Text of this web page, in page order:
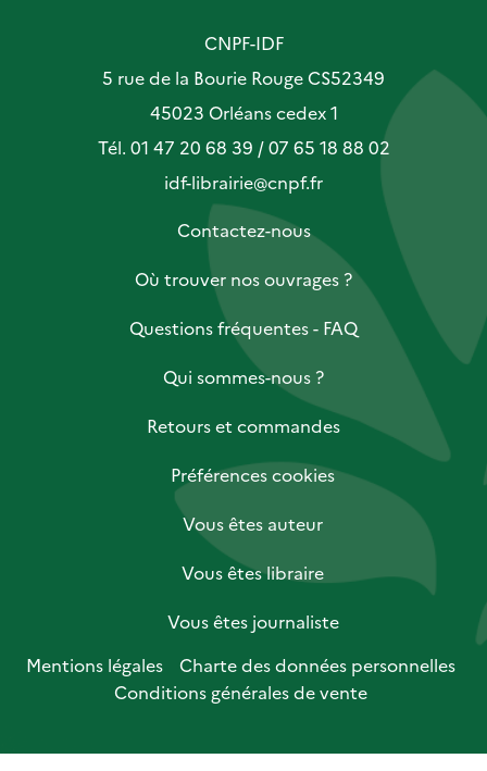
CNPF-IDF
5 rue de la Bourie Rouge CS52349
45023 Orléans cedex 1
Tél. 01 47 20 68 39 / 07 65 18 88 02
idf-librairie@cnpf.fr
Contactez-nous
Où trouver nos ouvrages ?
Questions fréquentes - FAQ
Qui sommes-nous ?
Retours et commandes
Préférences cookies
Vous êtes auteur
Vous êtes libraire
Vous êtes journaliste
Mentions légales
Charte des données personnelles
Conditions générales de vente